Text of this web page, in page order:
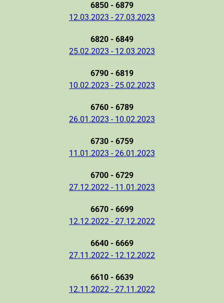
6850 - 6879
12.03.2023 - 27.03.2023
6820 - 6849
25.02.2023 - 12.03.2023
6790 - 6819
10.02.2023 - 25.02.2023
6760 - 6789
26.01.2023 - 10.02.2023
6730 - 6759
11.01.2023 - 26.01.2023
6700 - 6729
27.12.2022 - 11.01.2023
6670 - 6699
12.12.2022 - 27.12.2022
6640 - 6669
27.11.2022 - 12.12.2022
6610 - 6639
12.11.2022 - 27.11.2022